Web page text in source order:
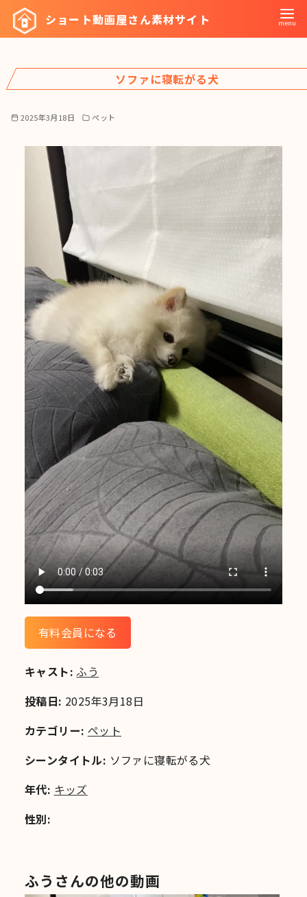
ツ
ショート動画屋さん素材サイト
ソファに寝転がる犬
2025年3月18日 ペット
有料会員になる
キャスト: ふう
投稿日: 2025年3月18日
カテゴリー: ペット
シーンタイトル: ソファに寝転がる犬
年代: キッズ
性別:
ふうさんの他の動画